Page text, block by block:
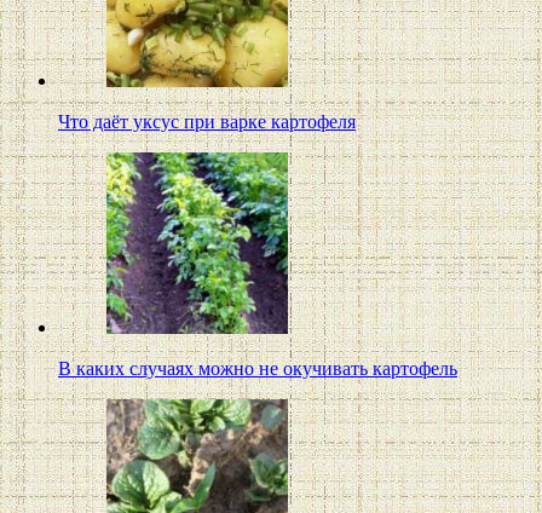
Что даёт уксус при варке картофеля
В каких случаях можно не окучивать картофель